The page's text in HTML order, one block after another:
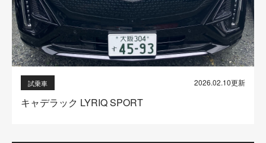
試乗車 2026.02.10更新
キャデラック LYRIQ SPORT